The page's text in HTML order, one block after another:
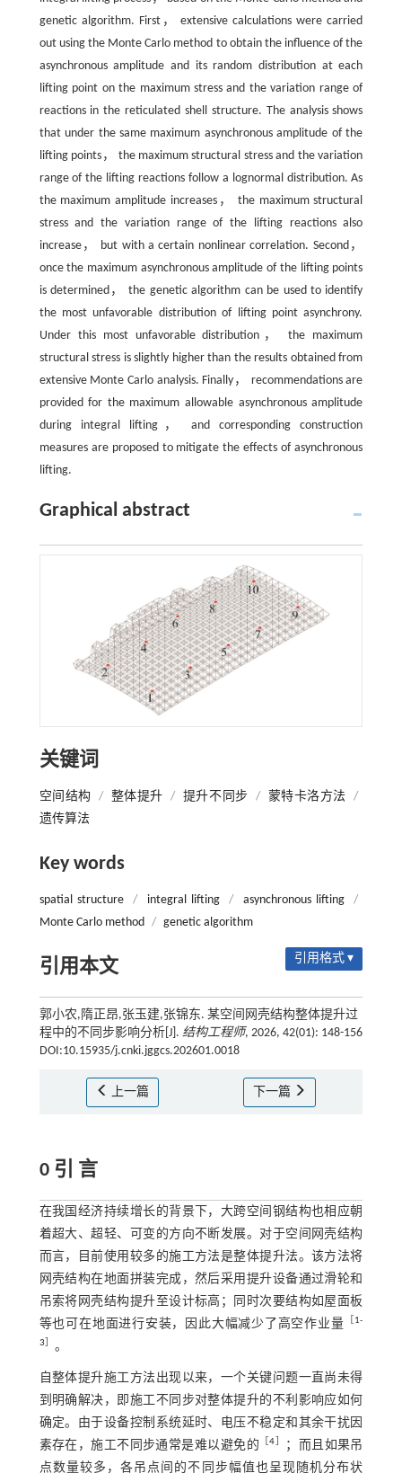
genetic algorithm. First， extensive calculations were carried
out using the Monte Carlo method to obtain the influence of the
asynchronous amplitude and its random distribution at each
lifting point on the maximum stress and the variation range of
reactions in the reticulated shell structure. The analysis shows
that under the same maximum asynchronous amplitude of the
lifting points， the maximum structural stress and the variation
range of the lifting reactions follow a lognormal distribution. As
the maximum amplitude increases， the maximum structural
stress and the variation range of the lifting reactions also
increase， but with a certain nonlinear correlation. Second，
once the maximum asynchronous amplitude of the lifting points
is determined， the genetic algorithm can be used to identify
the most unfavorable distribution of lifting point asynchrony.
Under this most unfavorable distribution， the maximum
structural stress is slightly higher than the results obtained from
extensive Monte Carlo analysis. Finally， recommendations are
provided for the maximum allowable asynchronous amplitude
during integral lifting， and corresponding construction
measures are proposed to mitigate the effects of asynchronous
lifting.
Graphical abstract
关键词
空间结构 / 整体提升 / 提升不同步 / 蒙特卡洛方法
/
遗传算法
Key words
spatial structure / integral lifting / asynchronous lifting
/
Monte Carlo method / genetic algorithm
引用本文 引用格式 ▾
郭小农,隋正昂,张玉建,张锦东. 某空间网壳结构整体提升过
程中的不同步影响分析[J]. 结构工程师, 2026, 42(01): 148-156
DOI:10.15935/j.cnki.jggcs.202601.0018
上一篇 下一篇
0 引 言
在我国经济持续增长的背景下，大跨空间钢结构也相应朝
着超大、超轻、可变的方向不断发展。对于空间网壳结构
而言，目前使用较多的施工方法是整体提升法。该方法将
网壳结构在地面拼装完成，然后采用提升设备通过滑轮和
吊索将网壳结构提升至设计标高；同时次要结构如屋面板
等也可在地面进行安装，因此大幅减少了高空作业量
1-
3 。
自整体提升施工方法出现以来，一个关键问题一直尚未得
到明确解决，即施工不同步对整体提升的不利影响应如何
确定。由于设备控制系统延时、电压不稳定和其余干扰因
素存在，施工不同步通常是难以避免的 ［4
；而且如果吊
点数量较多，各吊点间的不同步幅值也呈现随机分布状